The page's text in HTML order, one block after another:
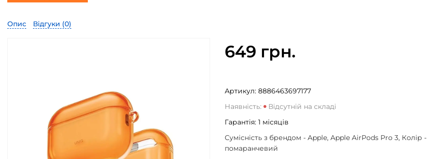
Опис Відгуки (0)
649 грн.
Артикул: 8886463697177
Наявність:
Відсутній на складі
Гарантія: 1 місяців
Сумісність з брендом - Apple, Apple AirPods Pro 3, Колір -
помаранчевий